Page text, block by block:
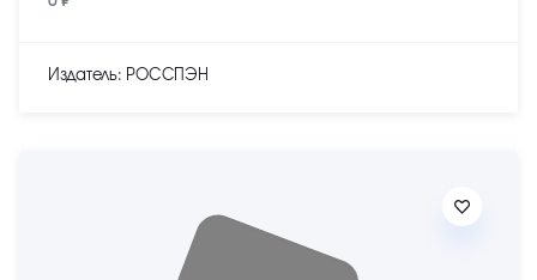
Издатель: РОССПЭН